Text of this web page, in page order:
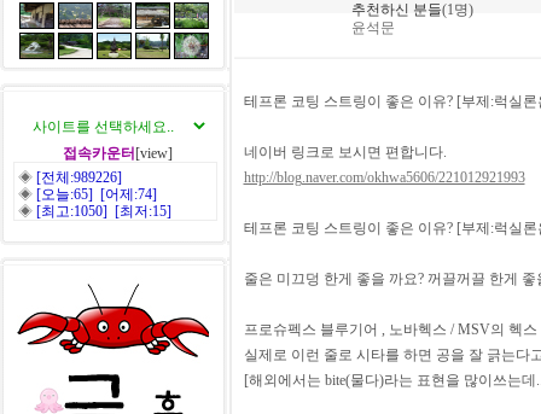
접속카운터 [view]
◈ [전체:989226]
◈ [오늘:65] [어제:74]
◈ [최고:1050] [최저:15]
추천하신 분들(1명)
윤석문
테프론 코팅 스트링이 좋은 이유? [부제:럭실
네이버 링크로 보시면 편합니다.
http://blog.naver.com/okhwa5606/221012921993
테프론 코팅 스트링이 좋은 이유? [부제:럭실
줄은 미끄덩 한게 좋을 까요? 꺼끌꺼끌 한게 좋
프로슈펙스 블루기어 , 노바헥스 / MSV의 헥
실제로 이런 줄로 시타를 하면 공을 잘 긁는다
[해외에서는 bite(물다)라는 표현을 많이쓰는데